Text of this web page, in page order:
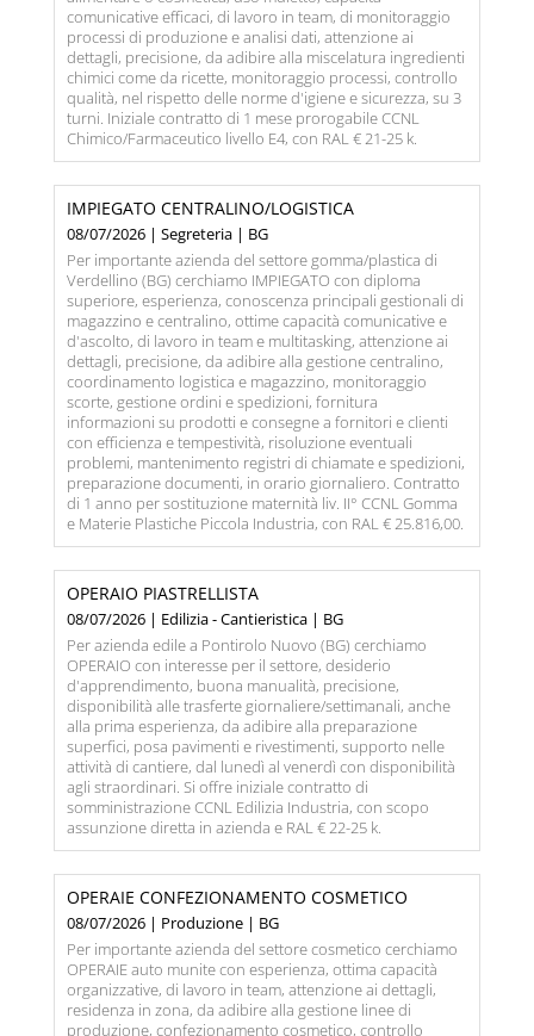
comunicative efficaci, di lavoro in team, di monitoraggio
processi di produzione e analisi dati, attenzione ai
dettagli, precisione, da adibire alla miscelatura ingredienti
chimici come da ricette, monitoraggio processi, controllo
qualità, nel rispetto delle norme d'igiene e sicurezza, su 3
turni. Iniziale contratto di 1 mese prorogabile CCNL
Chimico/Farmaceutico livello E4, con RAL € 21-25 k.
IMPIEGATO CENTRALINO/LOGISTICA
08/07/2026 | Segreteria | BG
Per importante azienda del settore gomma/plastica di
Verdellino (BG) cerchiamo IMPIEGATO con diploma
superiore, esperienza, conoscenza principali gestionali di
magazzino e centralino, ottime capacità comunicative e
d'ascolto, di lavoro in team e multitasking, attenzione ai
dettagli, precisione, da adibire alla gestione centralino,
coordinamento logistica e magazzino, monitoraggio
scorte, gestione ordini e spedizioni, fornitura
informazioni su prodotti e consegne a fornitori e clienti
con efficienza e tempestività, risoluzione eventuali
problemi, mantenimento registri di chiamate e spedizioni,
preparazione documenti, in orario giornaliero. Contratto
di 1 anno per sostituzione maternità liv. II° CCNL Gomma
e Materie Plastiche Piccola Industria, con RAL € 25.816,00.
OPERAIO PIASTRELLISTA
08/07/2026 | Edilizia - Cantieristica | BG
Per azienda edile a Pontirolo Nuovo (BG) cerchiamo
OPERAIO con interesse per il settore, desiderio
d'apprendimento, buona manualità, precisione,
disponibilità alle trasferte giornaliere/settimanali, anche
alla prima esperienza, da adibire alla preparazione
superfici, posa pavimenti e rivestimenti, supporto nelle
attività di cantiere, dal lunedì al venerdì con disponibilità
agli straordinari. Si offre iniziale contratto di
somministrazione CCNL Edilizia Industria, con scopo
assunzione diretta in azienda e RAL € 22-25 k.
OPERAIE CONFEZIONAMENTO COSMETICO
08/07/2026 | Produzione | BG
Per importante azienda del settore cosmetico cerchiamo
OPERAIE auto munite con esperienza, ottima capacità
organizzative, di lavoro in team, attenzione ai dettagli,
residenza in zona, da adibire alla gestione linee di
produzione, confezionamento cosmetico, controllo